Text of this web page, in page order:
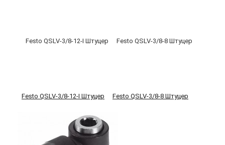
Festo QSLV-3/8-12-I Штуцер Festo QSLV-3/8-8 Штуцер